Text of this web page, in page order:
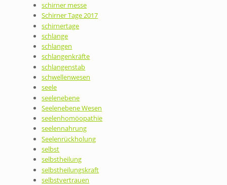
schirner messe
Schirner Tage 2017
schirnertage
schlange
schlangen
schlangenkräfte
schlangenstab
schwellenwesen
seele
seelenebene
Seelenebene Wesen
seelenhomöopathie
seelennahrung
Seelenrückholung
selbst
selbstheilung
selbstheilungskraft
selbstvertrauen